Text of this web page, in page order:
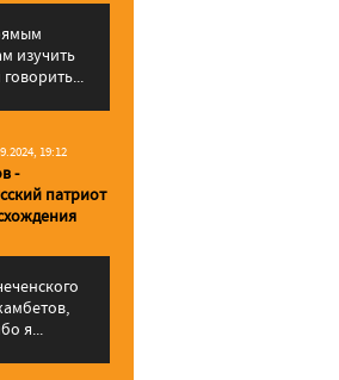
изучить
19:12
-
патриот
я...